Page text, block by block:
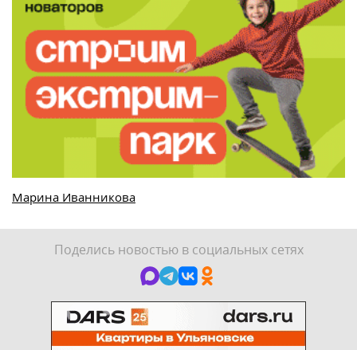
Марина Иванникова
Поделись новостью в социальных сетях